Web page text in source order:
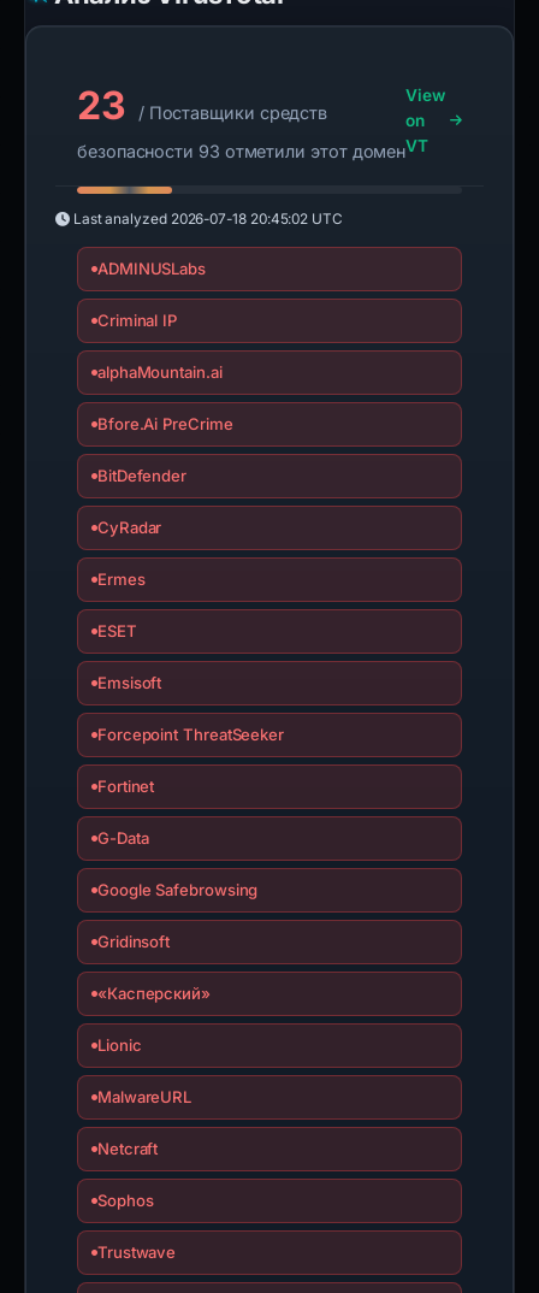
23
/ Поставщики средств
безопасности 93 отметили этот домен
View
on
VT
Last analyzed 2026-07-18 20:45:02 UTC
ADMINUSLabs
Criminal IP
alphaMountain.ai
Bfore.Ai PreCrime
BitDefender
CyRadar
Ermes
ESET
Emsisoft
Forcepoint ThreatSeeker
Fortinet
G-Data
Google Safebrowsing
Gridinsoft
«Касперский»
Lionic
MalwareURL
Netcraft
Sophos
Trustwave